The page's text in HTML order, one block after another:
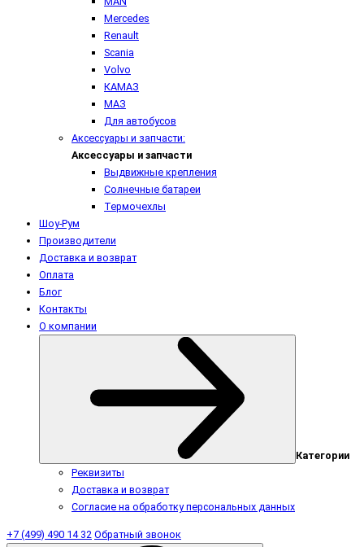
Mercedes
Renault
Scania
Volvo
КАМАЗ
МАЗ
Для автобусов
Аксессуары и запчасти:
Аксессуары и запчасти
Выдвижные крепления
Солнечные батареи
Термочехлы
Шоу-Рум
Производители
Доставка и возврат
Оплата
Блог
Контакты
О компании
Категории
Реквизиты
Доставка и возврат
Согласие на обработку персональных данных
+7 (499) 490 14 32 Обратный звонок